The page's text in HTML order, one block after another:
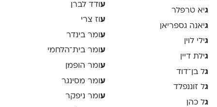
גיא טרפלר
גיאנה גספריאן
גילי לוין
גילת דיין
גל בן־דוד
גל זוננפלד
גל כהן
עודד לברן
ע וז צרי
ע ומר בינדר
עומר בית־הלחמי
ע ומר הופמן
עומר מסינגר
ע ומר ניפקר